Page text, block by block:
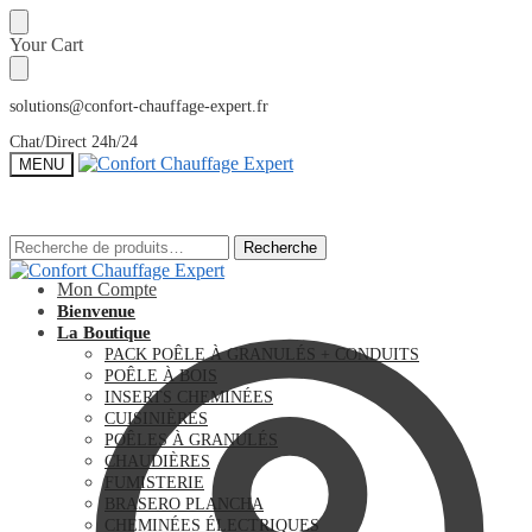
Sauter
à
la
navigation
Skip
to
content
Your Cart
solutions@confort-chauffage-expert.fr
Chat/Direct 24h/24
MENU
Recherche
pour :
Recherche
Mon Compte
Recherche
pour :
Recherche
Bienvenue
La Boutique
PACK POÊLE À GRANULÉS + CONDUITS
POÊLE À BOIS
INSERTS CHEMINÉES
CUISINIÈRES
POÊLES À GRANULÉS
CHAUDIÈRES
FUMISTERIE
BRASERO PLANCHA
CHEMINÉES ÉLECTRIQUES